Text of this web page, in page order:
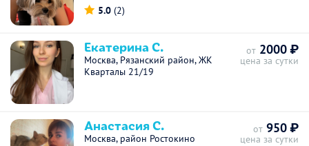
5.0 (2)
Екатерина С.
Москва, Рязанский район, ЖК
Кварталы 21/19
от 2000 ₽
цена за сутки
Анастасия С.
Москва, район Ростокино
от 950 ₽
цена за сутки